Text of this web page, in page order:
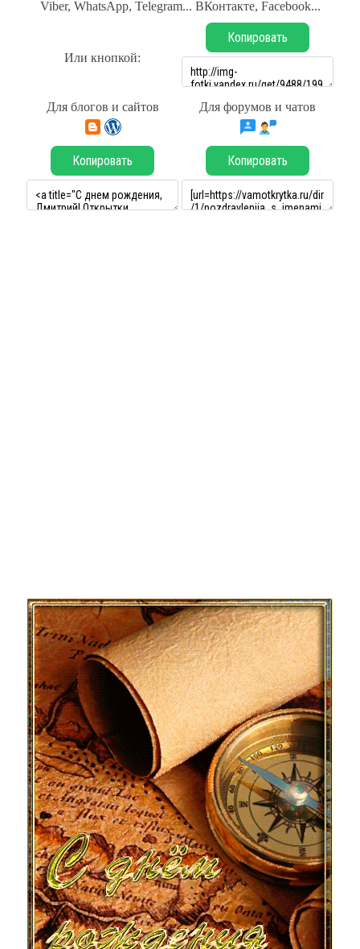
Viber, WhatsApp, Telegram... ВКонтакте, Facebook...
Или кнопкой:
Копировать
Для блогов и сайтов Для форумов и чатов
Копировать Копировать